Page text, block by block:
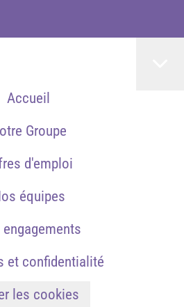
Accueil
Groupe
d'emploi
équipes
engagements
et confidentialité
les cookies